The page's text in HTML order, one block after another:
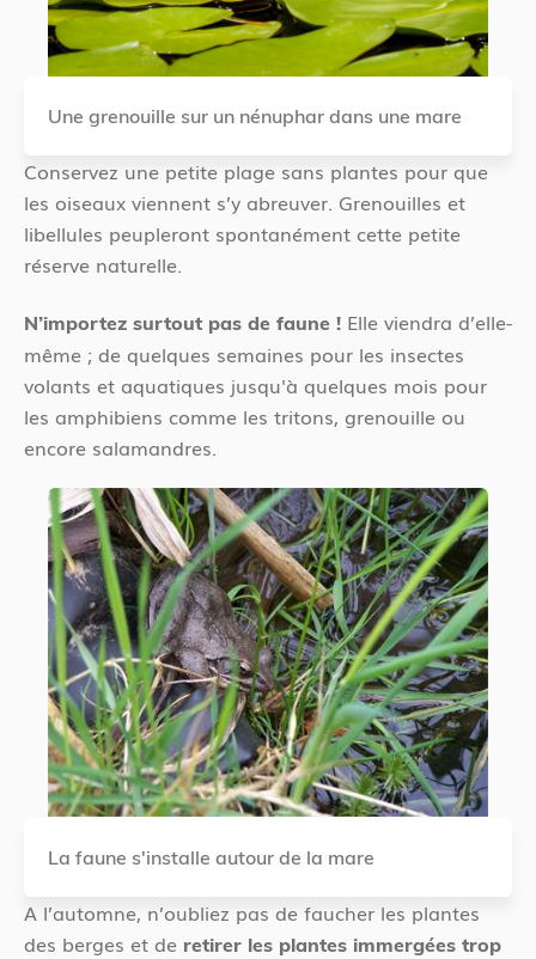
Une grenouille sur un nénuphar dans une mare
Conservez une petite plage sans plantes pour que
les oiseaux viennent s’y abreuver. Grenouilles et
libellules peupleront spontanément cette petite
réserve naturelle.
N’importez surtout pas de faune ! Elle viendra d’elle-
même ; de quelques semaines pour les insectes
volants et aquatiques jusqu'à quelques mois pour
les amphibiens comme les tritons, grenouille ou
encore salamandres.
La faune s'installe autour de la mare
A l’automne, n’oubliez pas de faucher les plantes
des berges et de retirer les plantes immergées trop